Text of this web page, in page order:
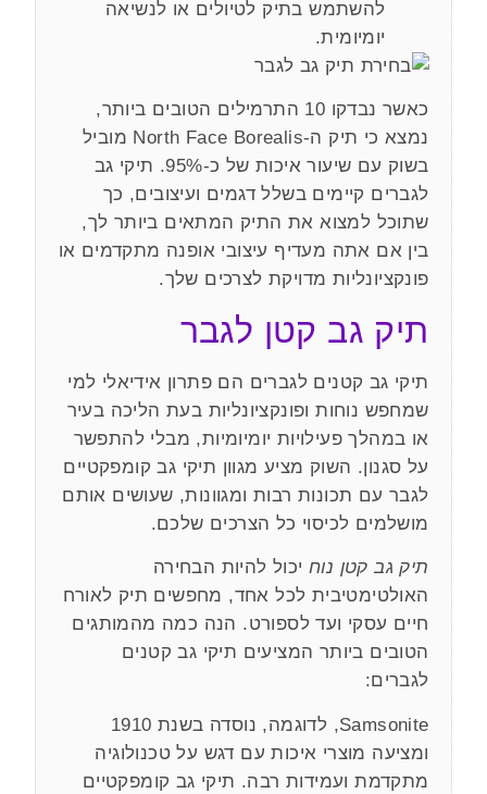
להשתמש בתיק לטיולים או לנשיאה
יומיומית.
כאשר נבדקו 10 התרמילים הטובים ביותר,
נמצא כי תיק ה-North Face Borealis מוביל
בשוק עם שיעור איכות של כ-95%. תיקי גב
לגברים קיימים בשלל דגמים ועיצובים, כך
שתוכל למצוא את התיק המתאים ביותר לך,
בין אם אתה מעדיף עיצובי אופנה מתקדמים או
פונקציונליות מדויקת לצרכים שלך.
תיק גב קטן לגבר
תיקי גב קטנים לגברים הם פתרון אידיאלי למי
שמחפש נוחות ופונקציונליות בעת הליכה בעיר
או במהלך פעילויות יומיומיות, מבלי להתפשר
על סגנון. השוק מציע מגוון תיקי גב קומפקטיים
לגבר עם תכונות רבות ומגוונות, שעושים אותם
מושלמים לכיסוי כל הצרכים שלכם.
תיק גב קטן נוח יכול להיות הבחירה
האולטימטיבית לכל אחד, מחפשים תיק לאורח
חיים עסקי ועד לספורט. הנה כמה מהמותגים
הטובים ביותר המציעים תיקי גב קטנים
לגברים:
Samsonite, לדוגמה, נוסדה בשנת 1910
ומציעה מוצרי איכות עם דגש על טכנולוגיה
מתקדמת ועמידות רבה. תיקי גב קומפקטיים